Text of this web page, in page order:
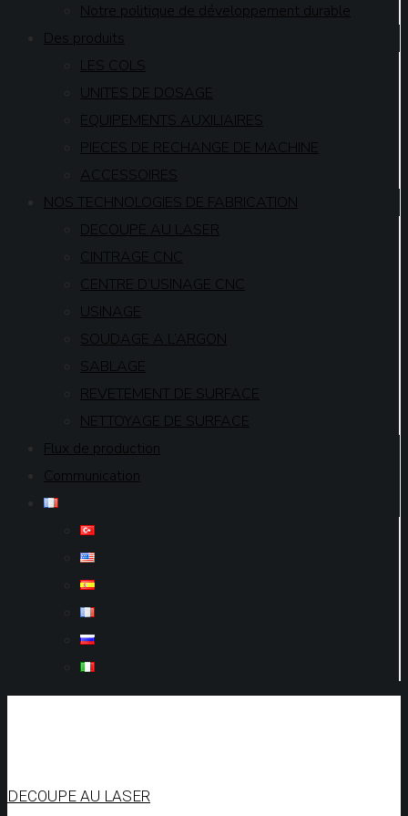
Notre politique de développement durable
Des produits
LES COLS
UNITES DE DOSAGE
EQUIPEMENTS AUXILIAIRES
PIECES DE RECHANGE DE MACHINE
ACCESSOIRES
NOS TECHNOLOGIES DE FABRICATION
DECOUPE AU LASER
CINTRAGE CNC
CENTRE D’USINAGE CNC
USINAGE
SOUDAGE A L’ARGON
SABLAGE
REVETEMENT DE SURFACE
NETTOYAGE DE SURFACE
Flux de production
Communication
DECOUPE AU LASER